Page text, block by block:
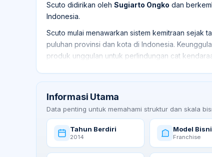
Scuto didirikan oleh Sugiarto Ongko dan
Indonesia.
Scuto mulai menawarkan sistem kemitraan sejak
puluhan provinsi dan kota di Indonesia.
produk unggulan untuk perlindungan cat
Saat ini Scuto Group menaungi beberapa unit
Scuto Xpress, yang melayani berbagai
Informasi Utama
Data penting untuk memahami struktur dan skala
Tahun Berdiri
2014
Model
Franchise